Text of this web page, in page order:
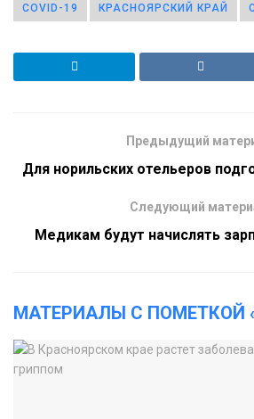
COVID-19 КРАСНОЯРСКИЙ КРАЙ
Предыдущий
Для норильских отельеров
Следующий
Медикам будут начислять
МАТЕРИАЛЫ С ПОМЕТКОЙ